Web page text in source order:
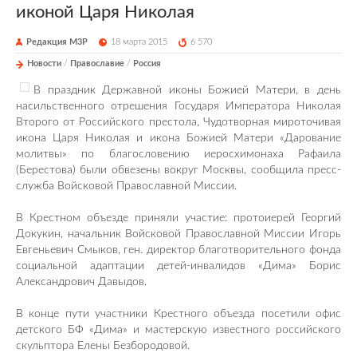
иконой Царя Николая
Редакция М3Р 18 марта 2015 6 570
Новости / Православие / Россия
В праздник Державной иконы Божией Матери, в день
насильственного отрешения Государя Императора Николая
Второго от Российского престола, Чудотворная мироточивая
икона Царя Николая и икона Божией Матери «Дарование
молитвы» по благословению иеросхимонаха Рафаила
(Берестова) были обвезены вокруг Москвы, сообщила пресс-
служба Войсковой Православной Миссии.
В Крестном объезде приняли участие: протоиерей Георгий
Докукин, начальник Войсковой Православной Миссии Игорь
Евгеньевич Смыков, ген. директор благотворительного фонда
социальной адаптации детей-инвалидов «Дима» Борис
Александрович Давыдов.
В конце пути участники Крестного объезда посетили офис
детского БФ «Дима» и мастерскую известного российского
скульптора Елены Безбородовой.